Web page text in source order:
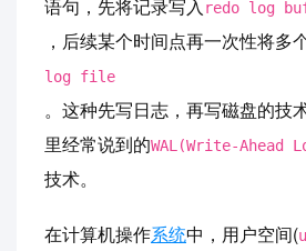
语句，先将记录写入 redo log
，后续某个时间点再一次性将多
log file
。这种先写日志，再写磁盘的技
里经常说到的WAL(Write-Ahead
技术。
在计算机操作系统中，用户空间(